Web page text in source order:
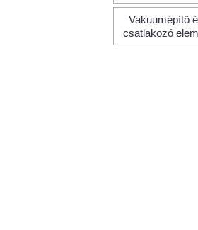
Vakuumépítő
csatlakozó